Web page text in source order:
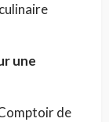
une
de